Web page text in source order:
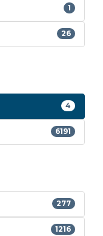
1
26
4
6191
277
1216